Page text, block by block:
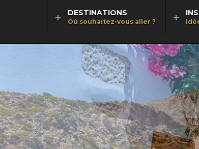
DESTINATIONS
Où souhaitez-vous aller ?